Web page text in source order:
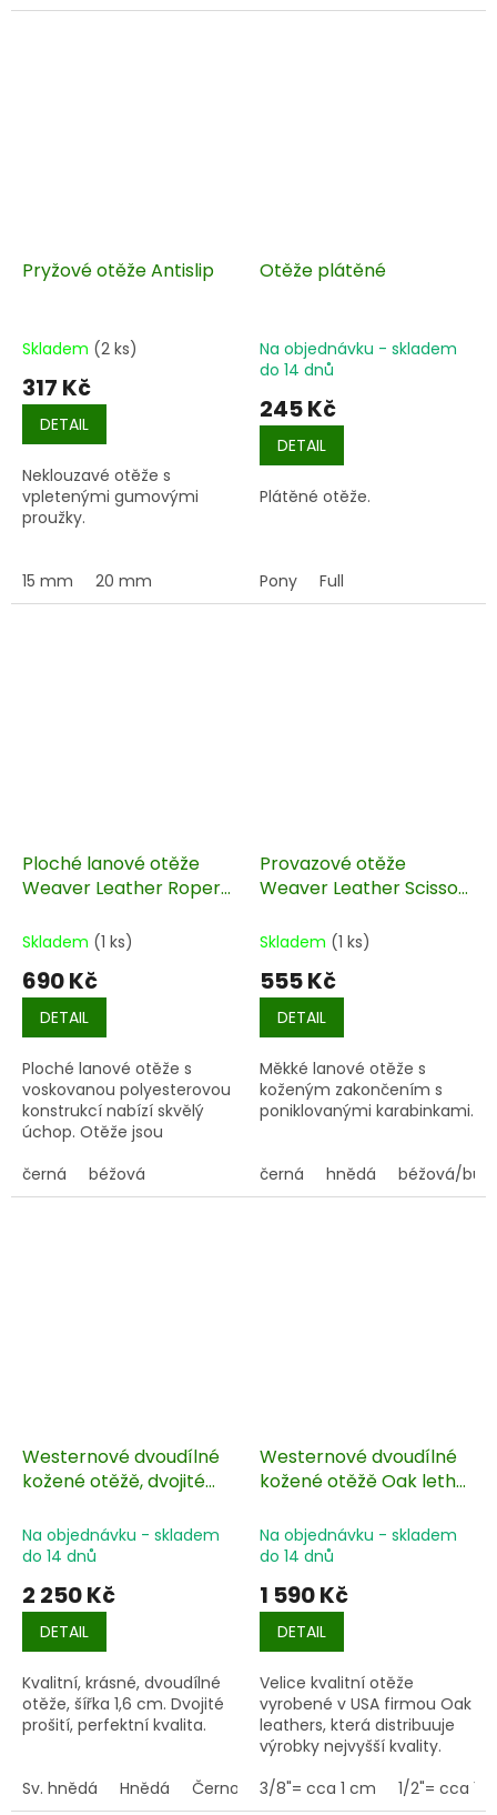
Pryžové otěže Antislip
Skladem (2 ks)
317 Kč
DETAIL
Neklouzavé otěže s
vpletenými gumovými
proužky.
15 mm 20 mm
Otěže plátěné
Na objednávku - skladem
do 14 dnů
245 Kč
DETAIL
Plátěné otěže.
Pony Full
Ploché lanové otěže
Weaver Leather Roper
Skladem (1 ks)
690 Kč
DETAIL
Ploché lanové otěže s
voskovanou polyesterovou
konstrukcí nabízí skvělý
úchop. Otěže jsou
smyčkou s poniklovanými
nůžkovými karabinkami.
černá béžová
Provazové otěže
Weaver Leather Scissor
Skladem (1 ks)
555 Kč
DETAIL
Měkké lanové otěže s
koženým zakončením s
poniklovanými karabinkami.
Tloušťka: cca 1,5 cm
černá hnědá béžová/
Westernové dvoudílné
kožené otěžě, dvojité
Na objednávku - skladem
do 14 dnů
2 250 Kč
DETAIL
Kvalitní, krásné, dvoudílné
otěže, šířka 1,6 cm. Dvojité
prošití, perfektní kvalita.
Sv. hnědá Hnědá Černohnědá
Westernové dvoudílné
kožené otěžě Oak lether
cm
Na objednávku - skladem
do 14 dnů
1 590 Kč
DETAIL
Velice kvalitní otěže
vyrobené v USA firmou Oak
leathers, která distribuuje
výrobky nejvyšší kvality.
nejjemnější kůže a
perfektně sedí do rukou.
3/8"= cca 1 cm 1/2"= cca